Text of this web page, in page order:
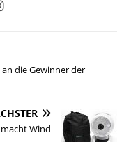
die Gewinner der
Wind